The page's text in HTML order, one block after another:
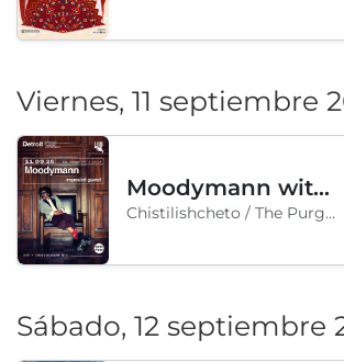
Viernes, 11 septiembre
Moodymann with special guests
Chistilishcheto / The Purgatory, Sofía, BG
Sábado, 12 septiembre